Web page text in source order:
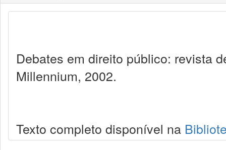
Debates em direito público: revista
Millennium, 2002.
Texto completo disponível na